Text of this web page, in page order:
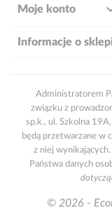
Moje konto
Informacje o
Administratorem
związku z
sp.k., ul. Szkolna
będą przetwarzane w
z niej
Państwa danych
© 2026 -